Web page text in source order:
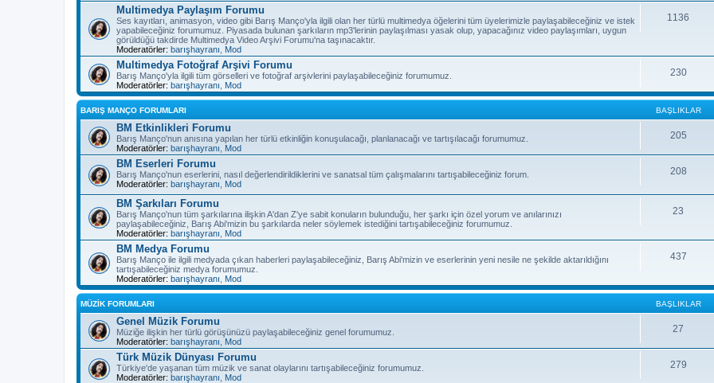
Multimedya Paylaşım Forumu
Ses kayıtları, animasyon, video gibi Barış Manço'yla ilgili olan her türlü multimedya öğelerini tüm üyelerimizle paylaşabileceğiniz ve istek
yapabileceğiniz forumumuz. Piyasada bulunan şarkıların mp3'lerinin paylaşılması yasak olup, yapacağınız video paylaşımları, uygun
görüldüğü takdirde Multimedya Video Arşivi Forumu'na taşınacaktır.
Moderatörler: barışhayranı Mod
1136
Multimedya Fotoğraf Arşivi Forumu
Barış Manço'yla ilgili tüm görselleri ve fotoğraf arşivlerini paylaşabileceğiniz forumumuz.
Moderatörler: barışhayranı Mod
230
BARIŞ MANÇO FORUMLARI BAŞLIKLAR
BM Etkinlikleri Forumu
Barış Manço'nun anısına yapılan her türlü etkinliğin konuşulacağı, planlanacağı ve tartışılacağı forumumuz.
Moderatörler: barışhayranı Mod
205
BM Eserleri Forumu
Barış Manço'nun eserlerini, nasıl değerlendirildiklerini ve sanatsal tüm çalışmalarını tartışabileceğiniz forum.
Moderatörler: barışhayranı Mod
208
BM Şarkıları Forumu
Barış Manço'nun tüm şarkılarına ilişkin A'dan Z'ye sabit konuların bulunduğu, her şarkı için özel yorum ve anılarınızı
paylaşabileceğiniz, Barış Abi'mizin bu şarkılarda neler söylemek istediğini tartışabileceğiniz forumumuz.
Moderatörler: barışhayranı Mod
23
BM Medya Forumu
Barış Manço ile ilgili medyada çıkan haberleri paylaşabileceğiniz, Barış Abi'mizin ve eserlerinin yeni nesile ne şekilde aktarıldığını
tartışabileceğiniz medya forumumuz.
Moderatörler: barışhayranı Mod
437
MÜZİK FORUMLARI BAŞLIKLAR
Genel Müzik Forumu
Müziğe ilişkin her türlü görüşünüzü paylaşabileceğiniz genel forumumuz.
Moderatörler: barışhayranı Mod
27
Türk Müzik Dünyası Forumu
Türkiye'de yaşanan tüm müzik ve sanat olaylarını tartışabileceğiniz forumumuz.
Moderatörler: barışhayranı Mod
279